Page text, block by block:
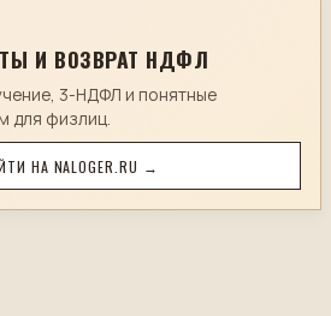
И ВОЗВРАТ НДФЛ
3-НДФЛ и понятные
для физлиц.
НА NALOGER.RU →